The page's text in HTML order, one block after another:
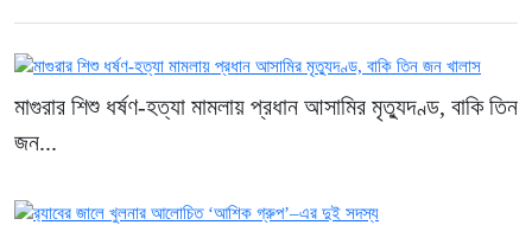
মাগুরার শিশু ধর্ষণ-হত্যা মামলায় প্রধান আসামির মৃত্যুদণ্ড, বাকি তিন
জন...